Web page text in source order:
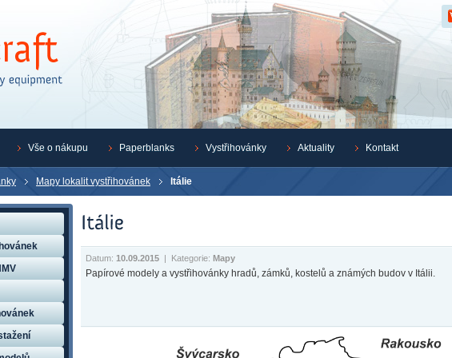
Mapy lokalit vystřihovánek Itálie
Datum: 10.09.2015 | Kategorie: Mapy
Papírové modely a vystřihovánky hradů, zámků, kostelů a známých budov v Itálii.
Vše o nákupu Paperblanks Vystřihovánky Aktuality Kontakt